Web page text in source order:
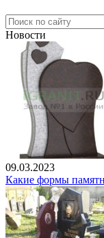
Новости
09.03.2023
Какие формы